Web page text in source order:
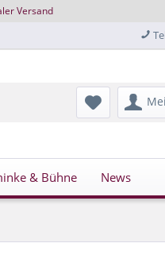
Versand
& Bühne News